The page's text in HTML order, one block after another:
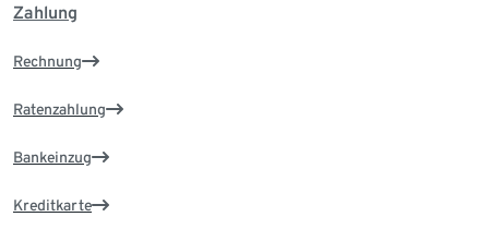
Zahlung
Rechnung
Ratenzahlung
Bankeinzug
Kreditkarte